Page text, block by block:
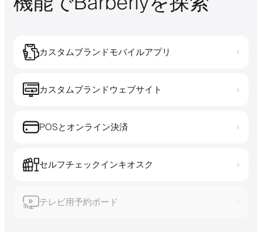
カスタムブランドモバイルアプリ ›
カスタムブランドウェブサイト ›
POSとオンライン決済 ›
セルフチェックインキオスク ›
テレビ用予約ボード ›